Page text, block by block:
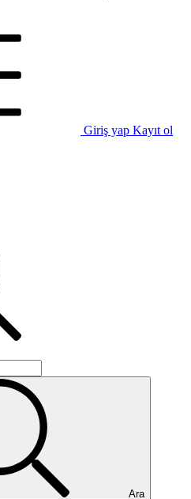
Giriş yap Kayıt ol
Ara